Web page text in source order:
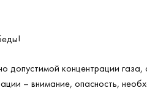
допустимой концентрации газа,
– внимание, опасность,